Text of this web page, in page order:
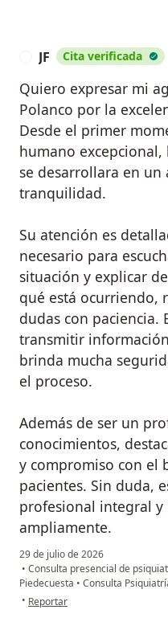
JF Cita verificada
Quiero expresar mi
Polanco por la
Desde el primer
humano
se desarrollara en
tranquilidad.
Su atención es
necesario para
situación y explicar
qué está ocurriendo,
dudas con paciencia.
transmitir
brinda mucha
el proceso.
Además de ser un
conocimientos,
y compromiso con el
pacientes. Sin duda,
profesional integral
ampliamente.
29 de julio de 2026
• Consulta presencial de
Piedecuesta • Consulta
• en opinión del usuario JF
Reportar